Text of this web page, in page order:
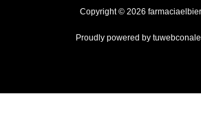
Copyright © 2026
Proudly powered by